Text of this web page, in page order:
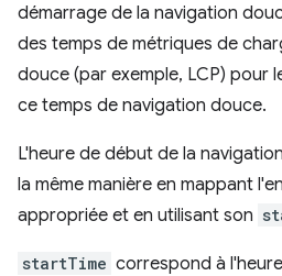
démarrage de la navigation
des temps de métriques de
douce (par exemple, LCP) pour
ce temps de navigation douce.
L'heure de début de la
la même manière en mappant
appropriée et en utilisant son
startTime correspond à